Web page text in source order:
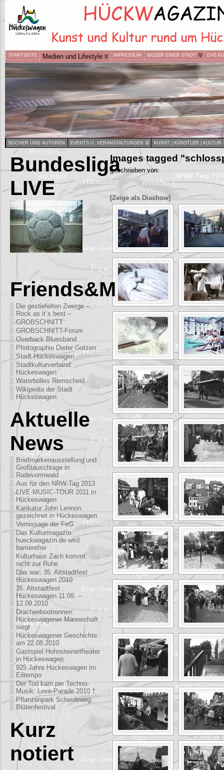
STARTSEITE Medien und Lifestyle IMPRESSUM BILDER EINER STADT DAS
BÜCHER UND AUTOREN EVENTS U. VERANSTALTUNGEN KUNST | KÜNSTLER | KULTUR
Bundesliga
LIVE
Friends&More
Die gestiefelten Zwerge –
Rock as it´s best –
GROBSCHNITT
GROBSCHNITT-Forum
Overback Bluesband
Photographie Dieter Gotzen
Stadt Hückeswagen
Stadtkulturverband
Hückeswagen
Waterbölles Remscheid
Wikipedia der Stadt
Hückeswagen
Aktuelle
News
Briefmarkenausstellung und
Großtauschtage in
Radevormwald
Aus für den NRW-Tag 2013
LIVE-MUSIC-TOUR 2011 in
Hückeswagen
Karikatur John Lennon:
gezeichnet in Hückeswagen
Vernissage der FeG
Das Kulturmagazin
hueckwagazin.de wird
barrierefrei
Kulturhaus Zach kommt
nicht zur Ruhe
Das war: 35. Altstadtfest
Hückeswagen 2010
35. Altstadtfest
Hückeswagen 11.09. –
12.09.2010
Drachenbootrennen:
Hückeswagener Mannschaft
siegt
Hückeswagener Geschichte
am 22.08.2010
Gastspiel Hohnsteinertheater
in Hückeswagen
925 Jahre Hückeswagen im
Eiltempo
Der Tod kam per Techno-
Musik: Love-Parade 2010 †
Pflanzenpark Scheideweg:
Blütenfestival
Kurz
notiert
Images tagged
geschrieben von:
[Zeige als Diashow]